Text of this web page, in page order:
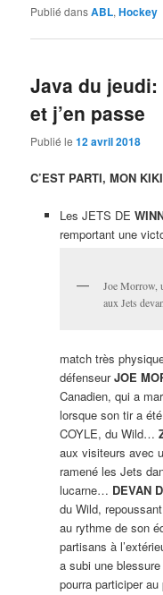
Publié dansABL,Hockey
Java du jeudi:
et j’en passe
Publié le12 avril 2018
C’EST PARTI, MON
Les JETS DE
remportant une
Joe Morrow,
aux Jets
match très
défenseurJOE
Canadien, qui a
lorsque son tir a
COYLE, du Wild…
aux visiteurs avec
ramené les Jets
lucarne… DEVAN
du Wild,
au rythme de son
partisans à
a subi une
pourra participer